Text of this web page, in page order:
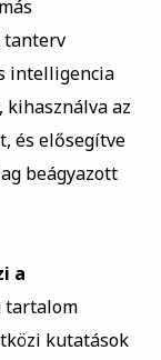
tanterv
intelligencia
az
és elősegítve
beágyazott
a
kutatások